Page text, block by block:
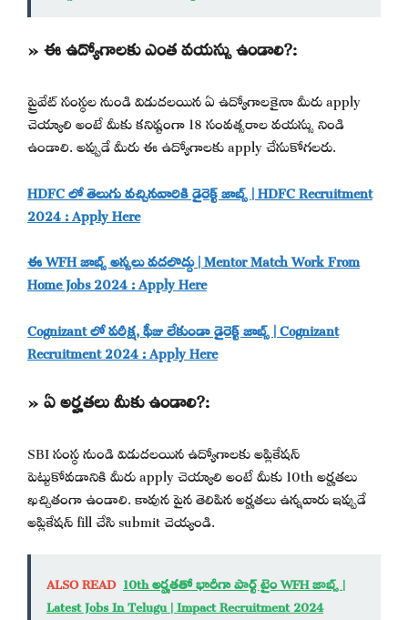
» ఈ ఉద్యోగాలకు ఎంత వయస్సు ఉండాలి?:
ప్రైవేట్ సంస్థల నుండి విడుదలయిన ఏ ఉద్యోగాలకైనా మీరు apply
చెయ్యాలి అంటే మీకు కనిష్టంగా 18 సంవత్సరాల వయస్సు నిండి
ఉండాలి. అప్పుడే మీరు ఈ ఉద్యోగాలకు apply చేసుకోగలరు.
HDFC లో తెలుగు వచ్చినవారికి డైరెక్ట్ జాబ్స్ | HDFC Recruitment
2024 : Apply Here
ఈ WFH జాబ్స్ అస్సలు వదలొద్దు | Mentor Match Work From
Home Jobs 2024 : Apply Here
Cognizant లో పరీక్ష, ఫీజు లేకుండా డైరెక్ట్ జాబ్స్ | Cognizant
Recruitment 2024 : Apply Here
» ఏ అర్హతలు మీకు ఉండాలి?:
SBI సంస్థ నుండి విడుదలయిన ఉద్యోగాలకు అప్లికేషన్
పెట్టుకోవడానికి మీరు apply చెయ్యాలి అంటే మీకు 10th అర్హతలు
ఖచ్చితంగా ఉండాలి. కావున పైన తెలిపిన అర్హతలు ఉన్నవారు ఇప్పుడే
అప్లికేషన్ fill చేసి submit చెయ్యండి.
ALSO READ 10th అర్హతతో భారీగా పార్ట్ టైం WFH జాబ్స్ |
Latest Jobs In Telugu | Impact Recruitment 2024